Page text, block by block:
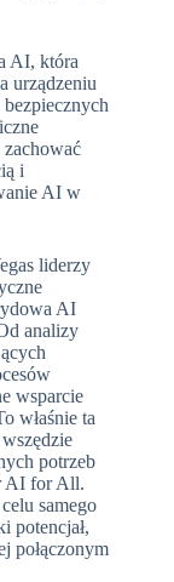
AI, która
urządzeniu
zachować
i
AI w
liderzy
AI
analizy
wsparcie
właśnie ta
potrzeb
AI for All.
samego
potencjał,
połączonym